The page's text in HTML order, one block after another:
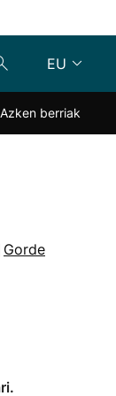
EU
Zuzenean
Azken berriak
Gorde